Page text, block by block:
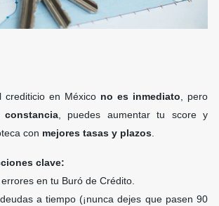
crediticio en México no es inmediato , pero
, puedes aumentar tu score y
con mejores tasas y plazos
clave:
en tu Buró de Crédito.
a tiempo (¡nunca dejes que pasen 90